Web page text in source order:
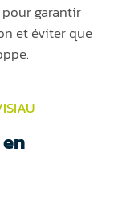
garantir
et éviter que